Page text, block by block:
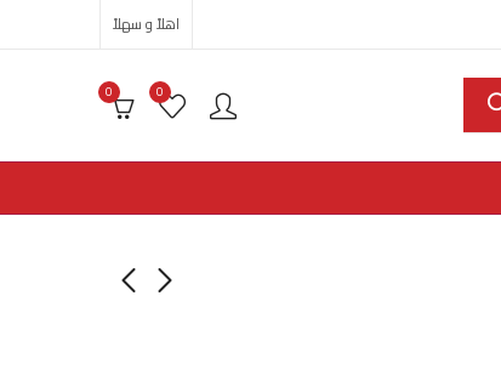
اهلاً و سهلاً
0
0